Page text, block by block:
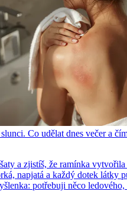
slunci. Co udělat dnes večer a
a zjistíš, že ramínka
napjatá a každý dotek látky
potřebuji něco ledového,